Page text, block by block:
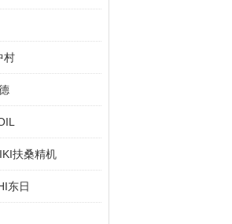
村
扶桑精机
东日